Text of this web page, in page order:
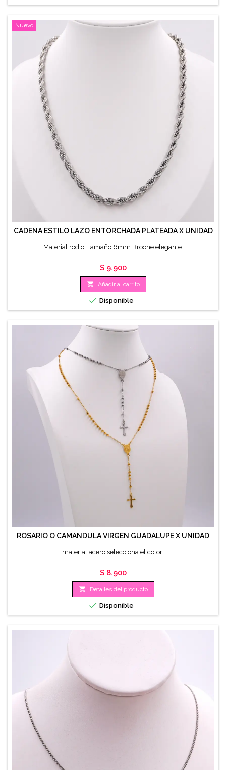
Nuevo
CADENA ESTILO LAZO ENTORCHADA PLATEADA X UNIDAD
Material rodio Tamaño 6mm Broche elegante
Precio
$ 9.900
 Añadir al carrito
 Disponible
ROSARIO O CAMANDULA VIRGEN GUADALUPE X UNIDAD
material acero selecciona el color
Precio
$ 8.900
 Detalles del producto
 Disponible